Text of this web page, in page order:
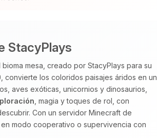
StacyPlays
mesa, creado por StacyPlays para su
convierte los coloridos paisajes áridos en un
aves exóticas, unicornios y dinosaurios,
, magia y toques de rol, con
Con un servidor Minecraft de
modo cooperativo o supervivencia con